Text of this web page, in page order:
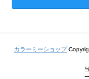
カラーミーショップ